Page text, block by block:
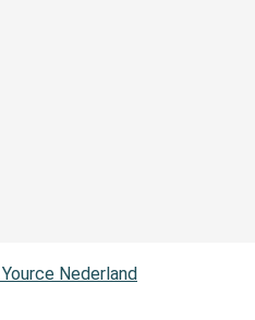
Nederland